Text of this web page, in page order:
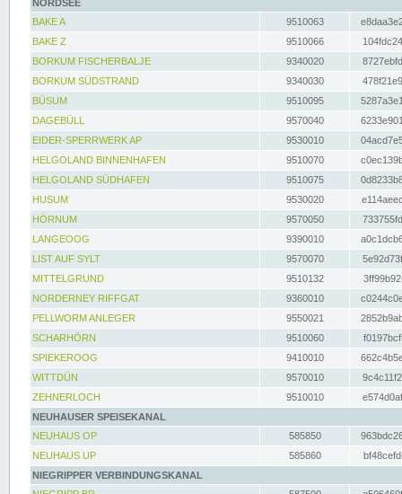
NORDSEE
BAKE A
9510063
BAKE Z
9510066
BORKUM FISCHERBALJE
9340020
BORKUM SÜDSTRAND
9340030
BÜSUM
9510095
DAGEBÜLL
9570040
EIDER-SPERRWERK AP
9530010
HELGOLAND BINNENHAFEN
9510070
HELGOLAND SÜDHAFEN
9510075
HUSUM
9530020
HÖRNUM
9570050
LANGEOOG
9390010
LIST AUF SYLT
9570070
MITTELGRUND
9510132
NORDERNEY RIFFGAT
9360010
PELLWORM ANLEGER
9550021
SCHARHÖRN
9510060
SPIEKEROOG
9410010
WITTDÜN
9570010
ZEHNERLOCH
9510010
NEUHAUSER SPEISEKANAL
NEUHAUS OP
585850
NEUHAUS UP
585860
NIEGRIPPER VERBINDUNGSKANAL